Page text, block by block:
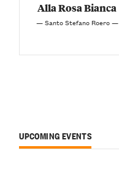
Alla Rosa Bianca
— Santo Stefano Roero —
UPCOMING EVENTS